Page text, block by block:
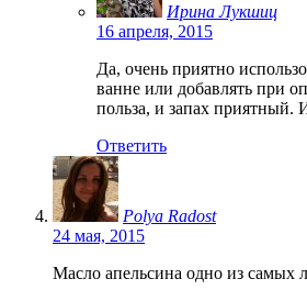
Ирина Лукшиц
16 апреля, 2015
Да, очень приятно
ванне или добавлять при
польза, и запах приятный.
Ответить
Polya Radost
24 мая, 2015
Масло апельсина одно из самых